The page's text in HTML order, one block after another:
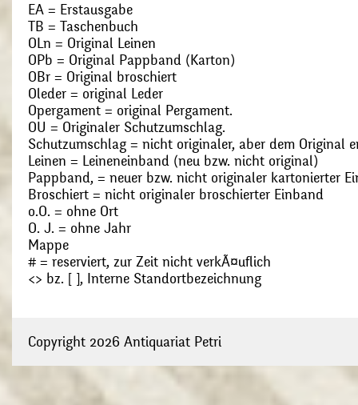
EA = Erstausgabe
TB = Taschenbuch
OLn = Original Leinen
OPb = Original Pappband (Karton)
OBr = Original broschiert
Oleder = original Leder
Opergament = original Pergament.
OU = Originaler Schutzumschlag.
Schutzumschlag = nicht originaler, aber dem Original
Leinen = Leineneinband (neu bzw. nicht original)
Pappband, = neuer bzw. nicht originaler kartonierter
Broschiert = nicht originaler broschierter Einband
o.O. = ohne Ort
O. J. = ohne Jahr
Mappe
# = reserviert, zur Zeit nicht verkÃ¤uflich
<> bz. [ ], Interne Standortbezeichnung
Copyright 2026 Antiquariat Petri